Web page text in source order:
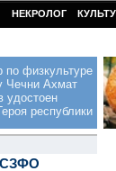
НЕКРОЛОГ
по физкультуре
Чечни Ахмат
удостоен
республики
СЗФО